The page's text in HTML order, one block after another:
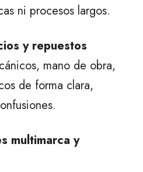
ni procesos largos.
y repuestos
mano de obra,
de forma clara,
multimarca y